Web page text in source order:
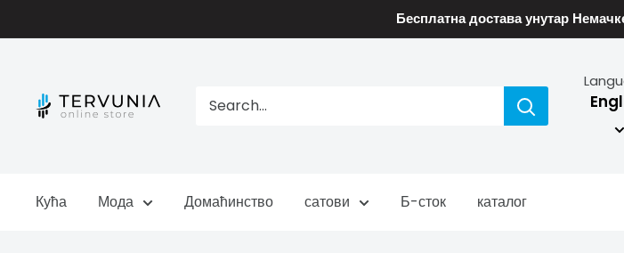
to
Бесплатна достава унутар
TERVUNIA
Кућа Мода Домаћинство сатови Б-сток каталог